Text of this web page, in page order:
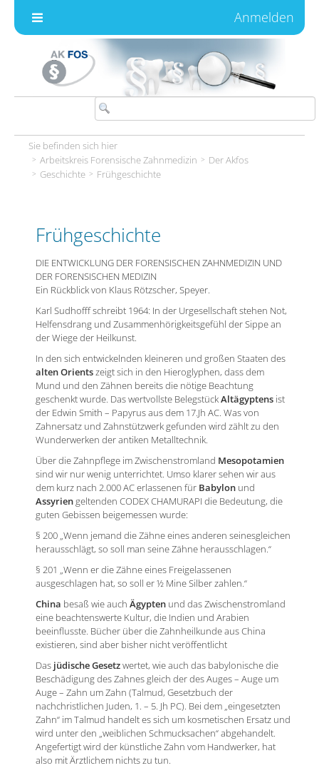
Anmelden
Sie befinden sich hier
Arbeitskreis Forensische Zahnmedizin
Der Akfos
Geschichte
Frühgeschichte
Frühgeschichte
DIE ENTWICKLUNG DER FORENSISCHEN ZAHNMEDIZIN UND
DER FORENSISCHEN MEDIZIN
Ein Rückblick von Klaus Rötzscher, Speyer.
Karl Sudhofff schreibt 1964: In der Urgesellschaft stehen Not,
Helfensdrang und Zusammenhörigkeitsgefühl der Sippe an
der Wiege der Heilkunst.
In den sich entwickelnden kleineren und großen Staaten des
alten Orientszeigt sich in den Hieroglyphen, dass dem
Mund und den Zähnen bereits die nötige Beachtung
geschenkt wurde. Das wertvollste BelegstückAltägyptensist
der Edwin Smith – Papyrus aus dem 17.Jh AC. Was von
Zahnersatz und Zahnstützwerk gefunden wird zählt zu den
Wunderwerken der antiken Metalltechnik.
Über die Zahnpflege im Zwischenstromland Mesopotamien
sind wir nur wenig unterrichtet. Umso klarer sehen wir aus
dem kurz nach 2.000 AC erlassenen für Babylonund
Assyriengeltenden CODEX CHAMURAPI die Bedeutung, die
guten Gebissen beigemessen wurde:
§ 200 „Wenn jemand die Zähne eines anderen seinesgleichen
herausschlägt, so soll man seine Zähne herausschlagen.“
§ 201 „Wenn er die Zähne eines Freigelassenen
ausgeschlagen hat, so soll er ½ Mine Silber zahlen.“
China besaß wie auch Ägyptenund das Zwischenstromland
eine beachtenswerte Kultur, die Indien und Arabien
beeinflusste. Bücher über die Zahnheilkunde aus China
existieren, sind aber bisher nicht veröffentlicht
Dasjüdische Gesetzwertet, wie auch das babylonische die
Beschädigung des Zahnes gleich der des Auges – Auge um
Auge – Zahn um Zahn (Talmud, Gesetzbuch der
nachchristlichen Juden, 1. – 5. Jh PC). Bei dem „eingesetzten
Zahn“ im Talmud handelt es sich um kosmetischen Ersatz und
wird unter den „weiblichen Schmucksachen“ abgehandelt.
Angefertigt wird der künstliche Zahn vom Handwerker, hat
also mit Ärztlichem nichts zu tun.